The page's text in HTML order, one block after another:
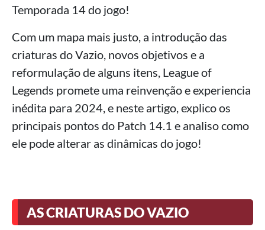
Temporada 14 do jogo!
Com um mapa mais justo, a introdução das
criaturas do Vazio, novos objetivos e a
reformulação de alguns itens, League of
Legends promete uma reinvenção e experiencia
inédita para 2024, e neste artigo, explico os
principais pontos do Patch 14.1 e analiso como
ele pode alterar as dinâmicas do jogo!
AS CRIATURAS DO VAZIO